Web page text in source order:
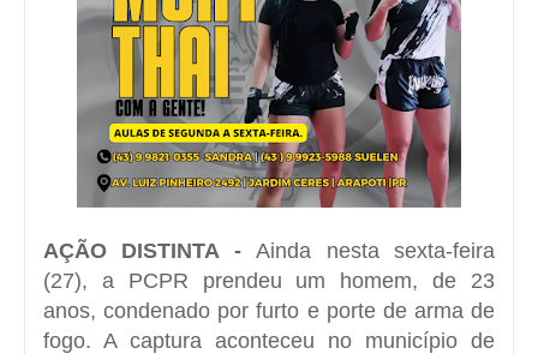
AÇÃO DISTINTA -Ainda nesta sexta-feira
(27), a PCPR prendeu um homem, de 23
anos, condenado por furto e porte de arma de
fogo. A captura aconteceu no município de